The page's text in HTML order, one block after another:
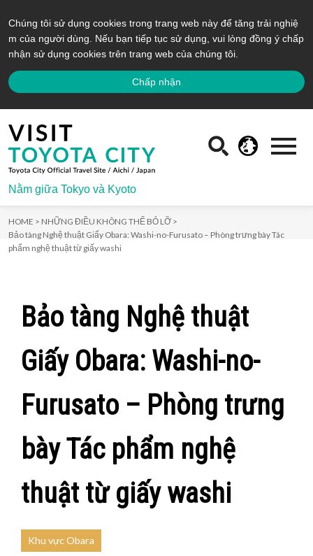
Chúng tôi sử dụng cookies trong trang web này để tăng trải nghiệ
m của người dùng. Nếu bạn tiếp tục sử dụng, vui lòng đồng ý chấp
nhận sử dụng cookies trên trang web của chúng tôi.
Chấp nhận
Nằm giữa Tokyo và Kyoto
HOME > NHỮNG ĐIỀU KHÔNG THỂ BỎ LỠ >
Bảo tàng Nghệ thuật Giấy Obara: Washi-no-Furusato – Phòng trưng bày Tác
phẩm nghệ thuật từ giấy washi
Bảo tàng Nghệ thuật
Giấy Obara: Washi-no-
Furusato – Phòng trưng
bày Tác phẩm nghệ
thuật từ giấy washi
Khu vực Obara